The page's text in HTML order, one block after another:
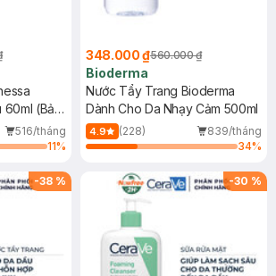
60ml (Bản
516/tháng
11%
348.000 ₫560.000 ₫
Bioderma
Nước Tẩy Trang Bioderma
Dành Cho Da Nhạy Cảm 500ml
4.9 (228)
839/tháng
34%
-38 % -30 %